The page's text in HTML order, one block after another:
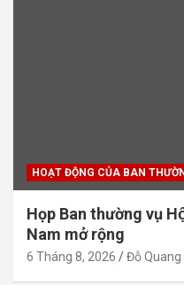
HOẠT ĐỘNG CỦA BAN
Họp Ban thường vụ
Nam mở rộng
6 Tháng 8, 2026 Đỗ Quang